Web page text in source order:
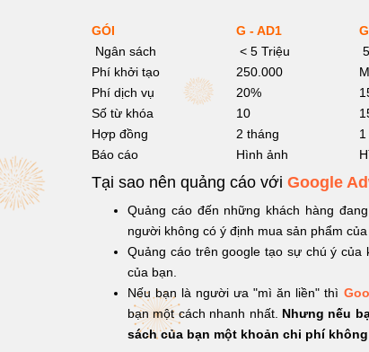
GÓI G - AD1
Ngân sách
< 5 Triệu
Phí khởi tạo
250.000
Phí dịch vụ
20%
Số từ khóa
10
Hợp đồng
2 tháng
Báo cáo
Hình ảnh
Tại sao nên quảng cáo với Google
Quảng cáo đến những khách hàng
người không có ý định mua sản phẩm của
Quảng cáo trên google tạo sự chú ý
của bạn.
Nếu bạn là người ưa "mì ăn liền" thì
bạn một cách nhanh nhất. Nhưng nếu
sách của bạn một khoản chi phí